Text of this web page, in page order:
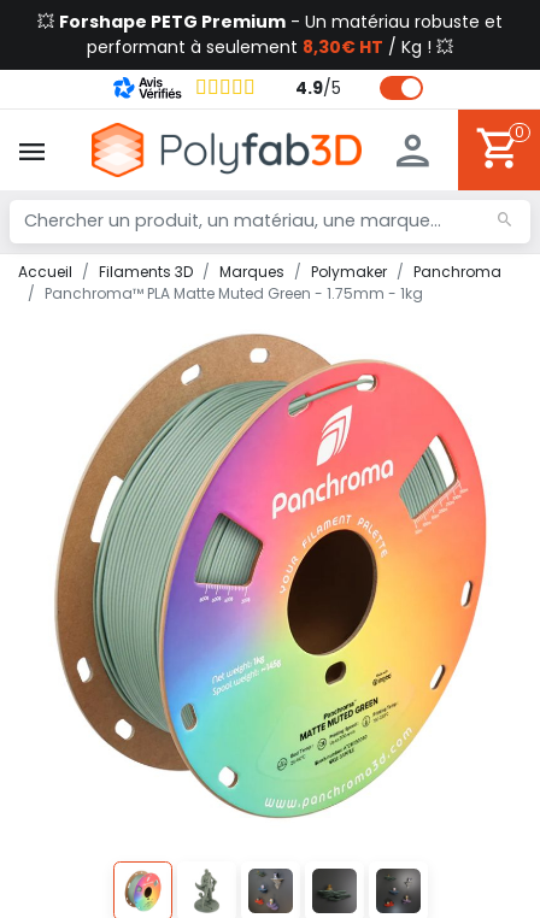
💥 Forshape PETG Premium - Un matériau robuste et
performant à seulement 8,30€ HT / Kg ! 💥
4.9/5
0
Accueil Filaments 3D Marques Polymaker
Panchroma
Panchroma™ PLA Matte Muted Green - 1.75mm - 1kg